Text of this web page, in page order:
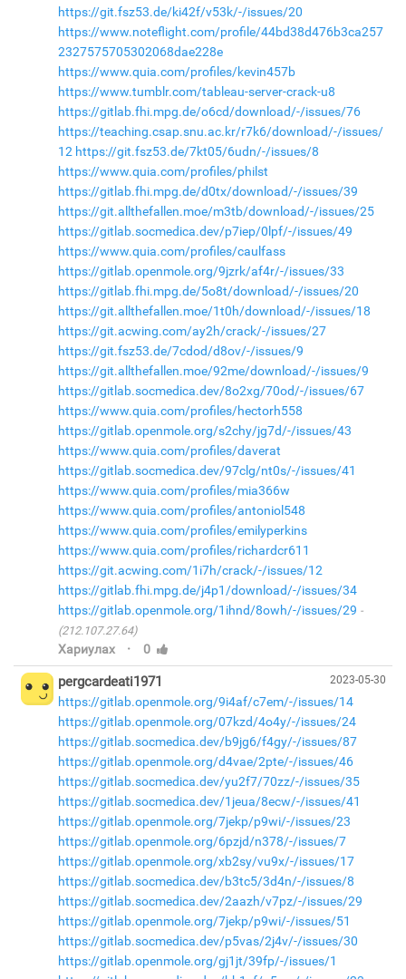
https://git.fsz53.de/ki42f/v53k/-/issues/20
https://www.noteflight.com/profile/44bd38d476b3ca257
2327575705302068dae228e
https://www.quia.com/profiles/kevin457b
https://www.tumblr.com/tableau-server-crack-u8
https://gitlab.fhi.mpg.de/o6cd/download/-/issues/76
https://teaching.csap.snu.ac.kr/r7k6/download/-/issues/
12 https://git.fsz53.de/7kt05/6udn/-/issues/8
https://www.quia.com/profiles/philst
https://gitlab.fhi.mpg.de/d0tx/download/-/issues/39
https://git.allthefallen.moe/m3tb/download/-/issues/25
https://gitlab.socmedica.dev/p7iep/0lpf/-/issues/49
https://www.quia.com/profiles/caulfass
https://gitlab.openmole.org/9jzrk/af4r/-/issues/33
https://gitlab.fhi.mpg.de/5o8t/download/-/issues/20
https://git.allthefallen.moe/1t0h/download/-/issues/18
https://git.acwing.com/ay2h/crack/-/issues/27
https://git.fsz53.de/7cdod/d8ov/-/issues/9
https://git.allthefallen.moe/92me/download/-/issues/9
https://gitlab.socmedica.dev/8o2xg/70od/-/issues/67
https://www.quia.com/profiles/hectorh558
https://gitlab.openmole.org/s2chy/jg7d/-/issues/43
https://www.quia.com/profiles/daverat
https://gitlab.socmedica.dev/97clg/nt0s/-/issues/41
https://www.quia.com/profiles/mia366w
https://www.quia.com/profiles/antoniol548
https://www.quia.com/profiles/emilyperkins
https://www.quia.com/profiles/richardcr611
https://git.acwing.com/1i7h/crack/-/issues/12
https://gitlab.fhi.mpg.de/j4p1/download/-/issues/34
https://gitlab.openmole.org/1ihnd/8owh/-/issues/29
(212.107.27.64)
Хариулах · 0
2023-05-30
pergcardeati1971
https://gitlab.openmole.org/9i4af/c7em/-/issues/14
https://gitlab.openmole.org/07kzd/4o4y/-/issues/24
https://gitlab.socmedica.dev/b9jg6/f4gy/-/issues/87
https://gitlab.openmole.org/d4vae/2pte/-/issues/46
https://gitlab.socmedica.dev/yu2f7/70zz/-/issues/35
https://gitlab.socmedica.dev/1jeua/8ecw/-/issues/41
https://gitlab.openmole.org/7jekp/p9wi/-/issues/23
https://gitlab.openmole.org/6pzjd/n378/-/issues/7
https://gitlab.openmole.org/xb2sy/vu9x/-/issues/17
https://gitlab.socmedica.dev/b3tc5/3d4n/-/issues/8
https://gitlab.socmedica.dev/2aazh/v7pz/-/issues/29
https://gitlab.openmole.org/7jekp/p9wi/-/issues/51
https://gitlab.socmedica.dev/p5vas/2j4v/-/issues/30
https://gitlab.openmole.org/gj1jt/39fp/-/issues/1